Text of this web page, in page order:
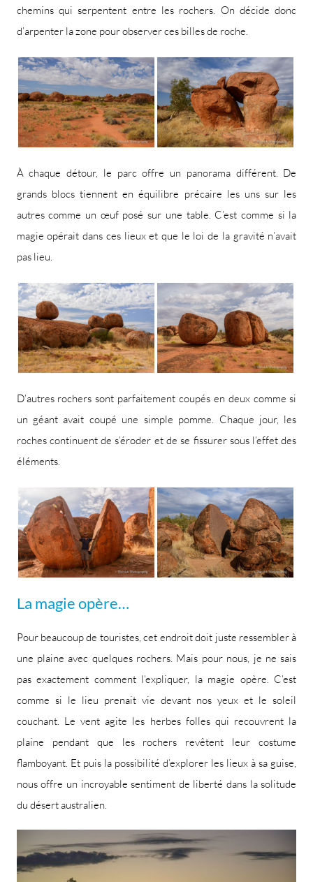
chemins qui serpentent entre les rochers. On décide donc
d’arpenter la zone pour observer ces billes de roche.
À chaque détour, le parc offre un panorama différent. De
grands blocs tiennent en équilibre précaire les uns sur les
autres comme un œuf posé sur une table. C’est comme si la
magie opérait dans ces lieux et que le loi de la gravité n’avait
pas lieu.
D’autres rochers sont parfaitement coupés en deux comme si
un géant avait coupé une simple pomme. Chaque jour, les
roches continuent de s’éroder et de se fissurer sous l’effet des
éléments.
La magie opère…
Pour beaucoup de touristes, cet endroit doit juste ressembler à
une plaine avec quelques rochers. Mais pour nous, je ne sais
pas exactement comment l’expliquer, la magie opère. C’est
comme si le lieu prenait vie devant nos yeux et le soleil
couchant. Le vent agite les herbes folles qui recouvrent la
plaine pendant que les rochers revêtent leur costume
flamboyant. Et puis la possibilité d’explorer les lieux à sa guise,
nous offre un incroyable sentiment de liberté dans la solitude
du désert australien.